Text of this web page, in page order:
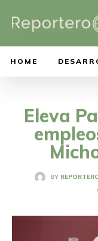
HOME
Eleva
BY